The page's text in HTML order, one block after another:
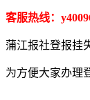
客服热线：
蒲江报社登报挂
为方便大家办理